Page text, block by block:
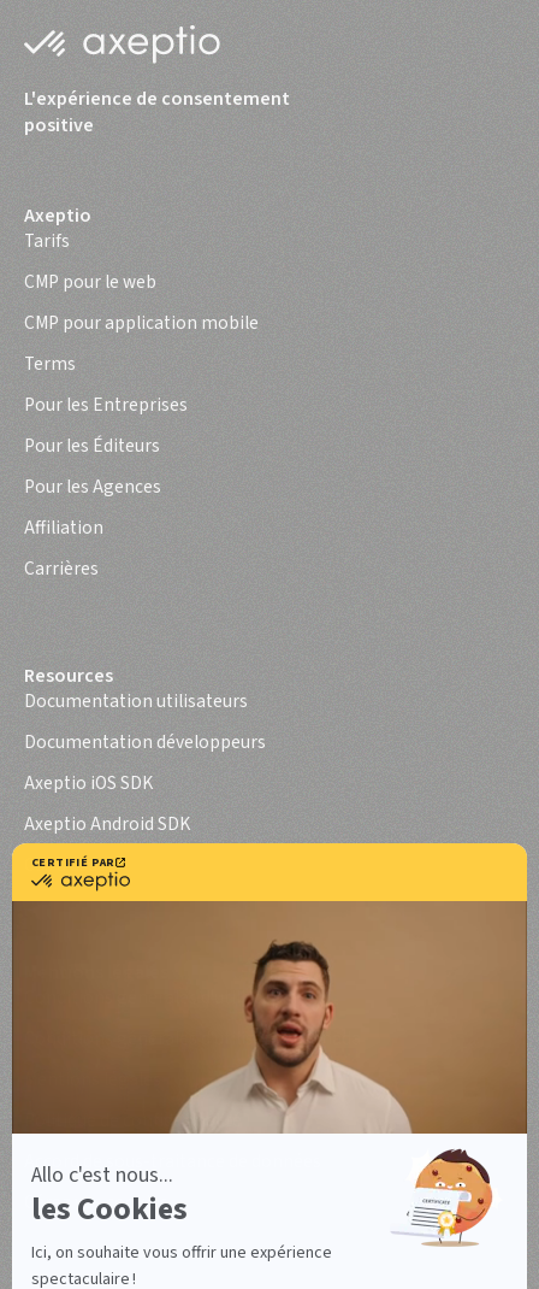
L'expérience de consentement
positive
Axeptio
Tarifs
CMP pour le web
CMP pour application mobile
Terms
Pour les Entreprises
Pour les Éditeurs
Pour les Agences
Affiliation
Carrières
Resources
Documentation utilisateurs
Documentation développeurs
Axeptio iOS SDK
Axeptio Android SDK
Cas d'usage
Conditions générales d'utilisation
Conditions générales d'utilisation Canada
Politique de confidentialité
Accord de sous-traitance de données
Gérez vos cookies